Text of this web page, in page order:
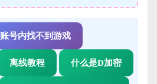
账号内找不到游戏
离线教程 什么是D加密